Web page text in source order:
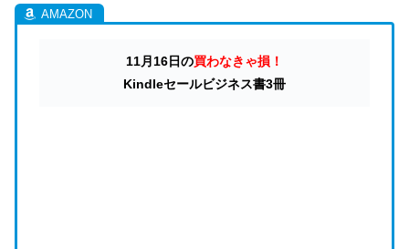
11月16日の買わなきゃ損！
Kindleセールビジネス書3冊